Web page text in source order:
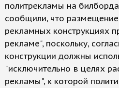
политрекламы на
сообщили, что
рекламных конструкциях
рекламе", поскольку,
конструкции должны
"исключительно в целях
рекламы", к которой